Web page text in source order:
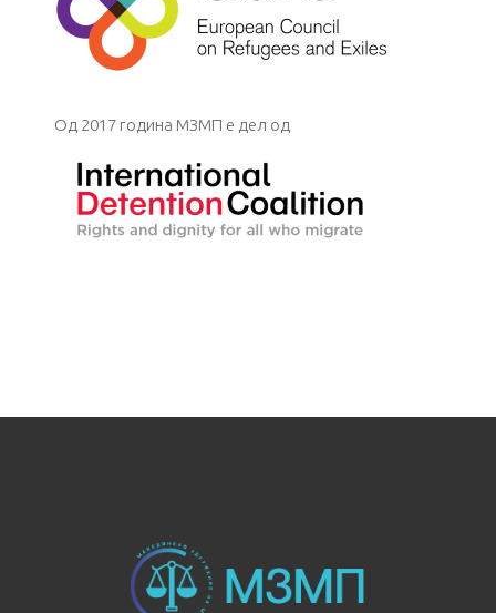
Од 2017 година МЗМП е дел од